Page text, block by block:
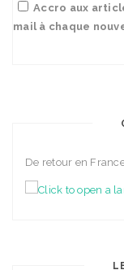
Accro aux
mail à chaque
De retour en